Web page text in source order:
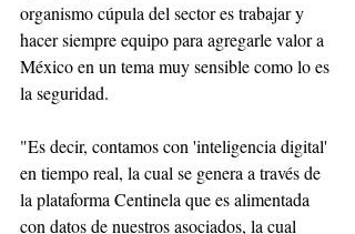
organismo cúpula del sector es trabajar y
hacer siempre equipo para agregarle valor a
México en un tema muy sensible como lo es
la seguridad.
"Es decir, contamos con 'inteligencia digital'
en tiempo real, la cual se genera a través de
la plataforma Centinela que es alimentada
con datos de nuestros asociados, la cual